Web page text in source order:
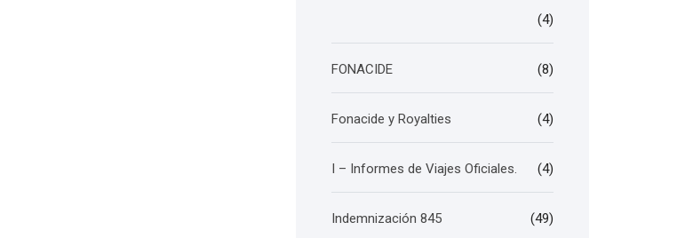
(4)
FONACIDE (8)
Fonacide y Royalties (4)
I – Informes de Viajes Oficiales. (4)
Indemnización 845 (49)